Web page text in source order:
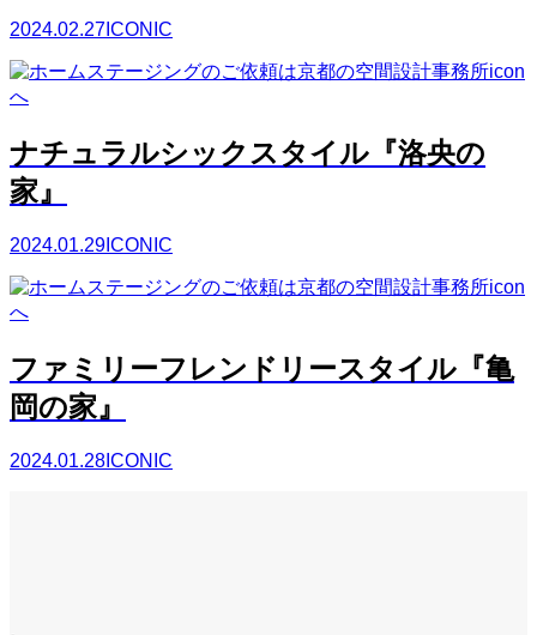
2024.02.27 ICONIC
ナチュラルシックスタイル『洛央の
家』
2024.01.29 ICONIC
ファミリーフレンドリースタイル『亀
岡の家』
2024.01.28 ICONIC